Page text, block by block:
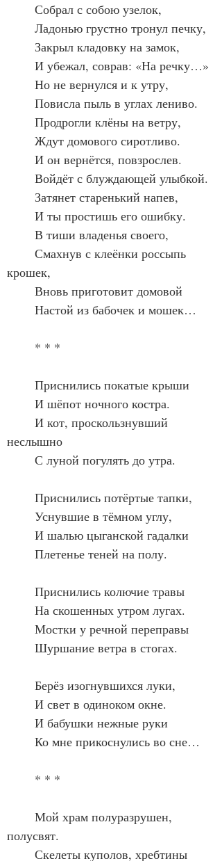
	Собрал с собою узелок,
	Ладонью грустно тронул печку,
	Закрыл кладовку на замок,
	И убежал, соврав: «На речку…»
	Но не вернулся и к утру,
	Повисла пыль в углах лениво.
	Продрогли клёны на ветру,
	Ждут домового сиротливо.
	И он вернётся, повзрослев.
	Войдёт с блуждающей улыбкой.
	Затянет старенький напев,
	И ты простишь его ошибку.
	В тиши владенья своего,
крошек,
	Вновь приготовит домовой
	Настой из бабочек и мошек…
	* * *
	Приснились покатые крыши
	И шёпот ночного костра.
неслышно
	С луной погулять до утра.
	Приснились потёртые тапки,
	Уснувшие в тёмном углу,
	И шалью цыганской гадалки
	Плетенье теней на полу.
	Приснились колючие травы
	На скошенных утром лугах.
	Мостки у речной переправы
	Шуршание ветра в стогах.
	Берёз изогнувшихся луки,
	И свет в одиноком окне.
	И бабушки нежные руки
	Ко мне прикоснулись во сне…
	* * *
полусвят.